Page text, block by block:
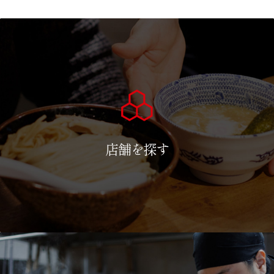
店舗を探す